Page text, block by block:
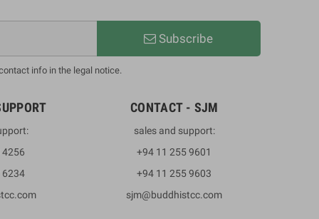
Subscribe
info in the legal notice.
4256
6234
CONTACT - SJM
sales and support:
+94 11 255 9601
+94 11 255 9603
sjm@buddhistcc.com